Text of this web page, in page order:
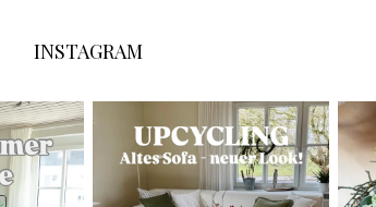
INSTAGRAM